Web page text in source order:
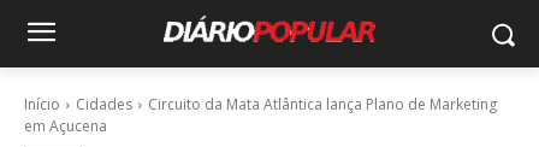
Início Cidades
Circuito da Mata Atlântica lança Plano de Marketing
em Açucena